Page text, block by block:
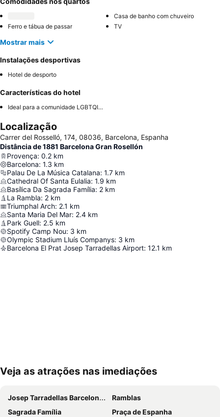
Casa de banho com chuveiro
Ferro e tábua de passar
TV
Mostrar mais
Instalações desportivas
Hotel de desporto
Características do hotel
Ideal para a comunidade LGBTQIA+
Localização
Carrer del Rosselló, 174, 08036, Barcelona, Espanha
Distância de 1881 Barcelona Gran Rosellón
Provença: 0.2 km
Barcelona: 1.3 km
Palau De La Música Catalana: 1.7 km
Cathedral Of Santa Eulalia: 1.9 km
Basílica Da Sagrada Família: 2 km
La Rambla: 2 km
Triumphal Arch: 2.1 km
Santa Maria Del Mar: 2.4 km
Park Guell: 2.5 km
Spotify Camp Nou: 3 km
Olympic Stadium Lluís Companys: 3 km
Barcelona El Prat Josep Tarradellas Airport: 12.1 km
Ampliar mapa
Veja as atrações nas imediações
Josep Tarradellas Barcelona–El Prat Airport
Ramblas
Sagrada Família
Praça de Espanha